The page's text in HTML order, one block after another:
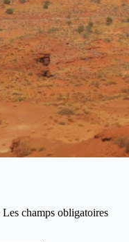
Les champs obligatoires